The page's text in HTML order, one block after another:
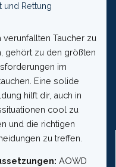
und Rettung
verunfallten Taucher zu
gehört zu den größten
im
Eine solide
hilft dir, auch in
cool zu
und die richtigen
zu treffen.
AOWD